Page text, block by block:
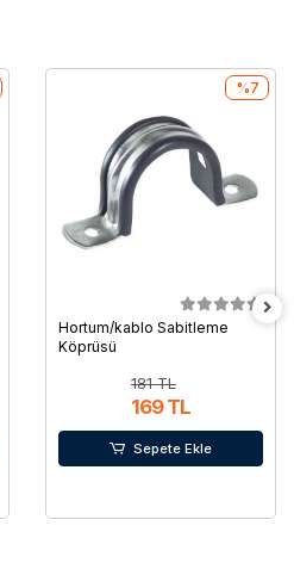
Hortum/kablo Sabitleme
Köprüsü
181 TL
169 TL
%7
Sepete Ekle